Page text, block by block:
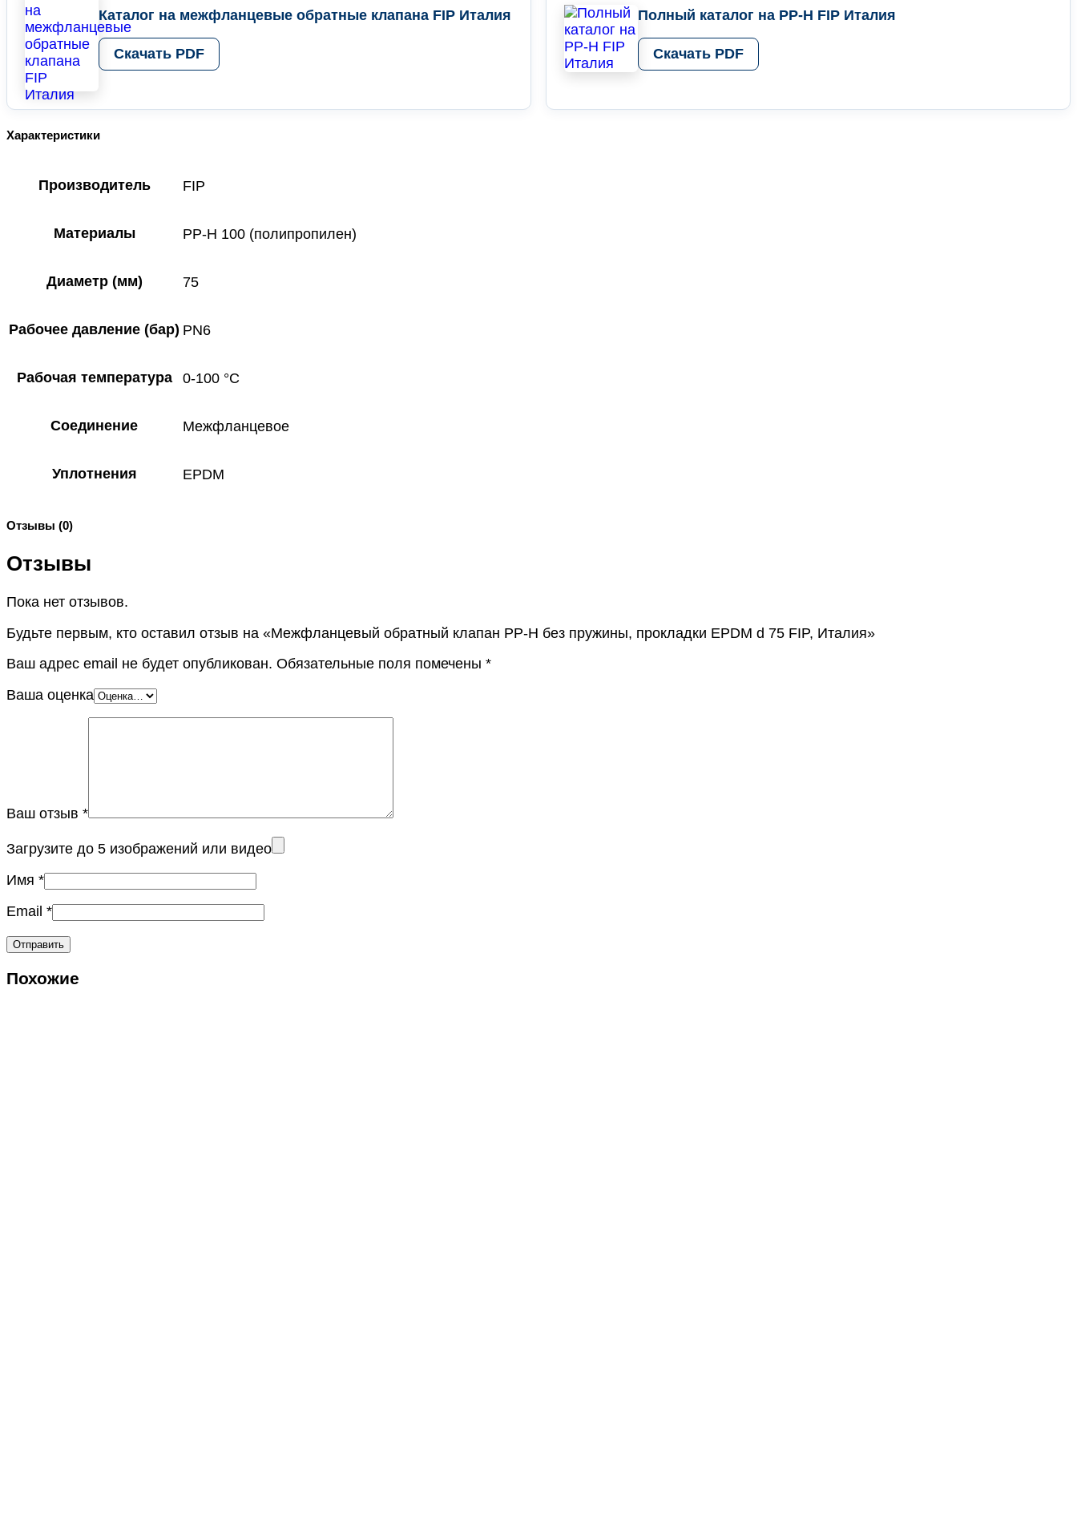
Каталог на межфланцевые обратные клапана FIP Италия
Скачать PDF
Полный каталог на PP-H FIP Италия
Скачать PDF
Характеристики
Производитель FIP
Материалы PP-H 100 (полипропилен)
Диаметр (мм) 75
Рабочее давление (бар) PN6
Рабочая температура 0-100 °C
Соединение Межфланцевое
Уплотнения EPDM
Отзывы (0)
Отзывы
Пока нет отзывов.
Будьте первым, кто оставил отзыв на «Межфланцевый обратный клапан PP-H без пружины, прокладки EPDM d 75 FIP, Италия»
Ваш адрес email не будет опубликован. Обязательные поля помечены *
Ваша оценка
Ваш отзыв *
Загрузите до 5 изображений или видео
Имя *
Email *
Похожие